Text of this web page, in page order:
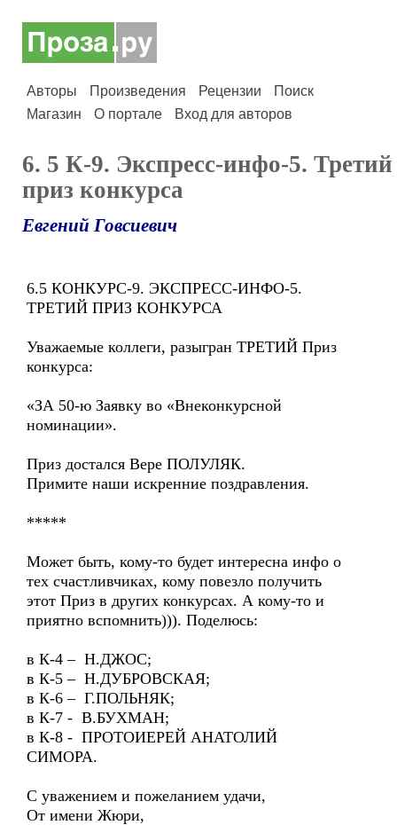
Авторы Произведения Рецензии
Поиск
Магазин
О портале Вход для авторов
6. 5 К-9. Экспресс-инфо-5. Третий
приз конкурса
Евгений Говсиевич
6.5 КОНКУРС-9. ЭКСПРЕСС-ИНФО-5.
ТРЕТИЙ ПРИЗ КОНКУРСА
Уважаемые коллеги, разыгран ТРЕТИЙ Приз
конкурса:
«ЗА 50-ю Заявку во «Внеконкурсной
номинации».
Приз достался Вере ПОЛУЛЯК.
Примите наши искренние поздравления.
*****
Может быть, кому-то будет интересна инфо о
тех счастливчиках, кому повезло получить
этот Приз в других конкурсах. А кому-то и
приятно вспомнить))). Поделюсь:
в К-4 – Н.ДЖОС;
в К-5 – Н.ДУБРОВСКАЯ;
в К-6 – Г.ПОЛЬНЯК;
в К-7 - В.БУХМАН;
в К-8 - ПРОТОИЕРЕЙ АНАТОЛИЙ
СИМОРА.
С уважением и пожеланием удачи,
От имени Жюри,